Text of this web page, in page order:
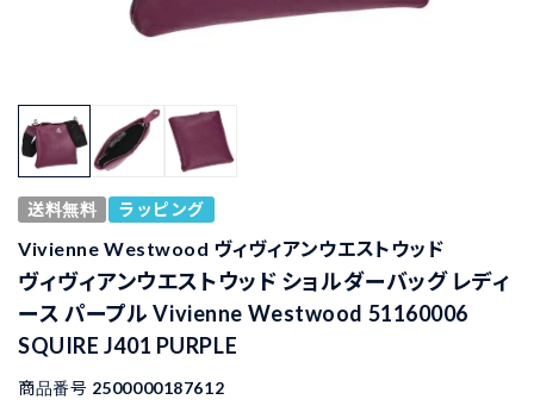
送料無料 ラッピング
Vivienne Westwood ヴィヴィアンウエストウッド
ヴィヴィアンウエストウッド ショルダーバッグ レディ
ース パープル Vivienne Westwood 51160006
SQUIRE J401 PURPLE
商品番号 2500000187612